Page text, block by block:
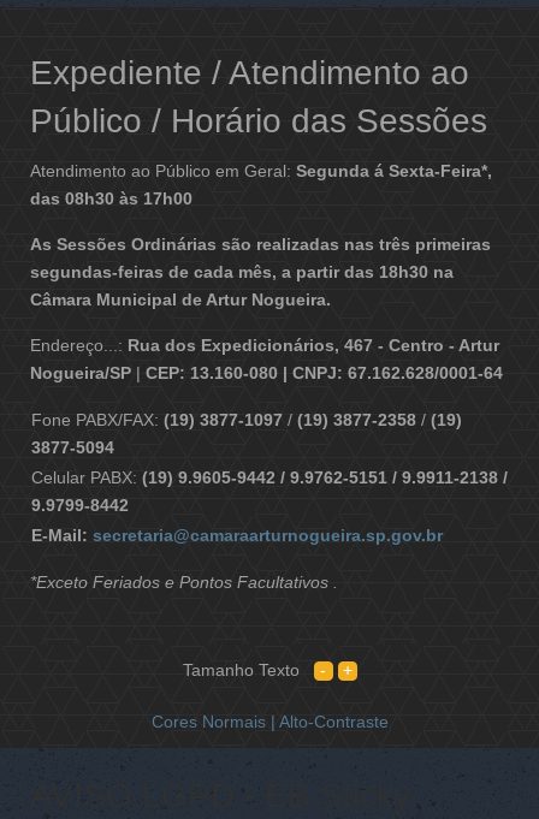
Expediente / Atendimento ao
Público / Horário das Sessões
Atendimento ao Público em Geral: Segunda á Sexta-Feira*,
das 08h30 às 17h00
As Sessões Ordinárias são realizadas nas três primeiras
segundas-feiras de cada mês, a partir das 18h30 na
Câmara Municipal de Artur Nogueira.
Endereço...: Rua dos Expedicionários, 467 - Centro - Artur
Nogueira/SP | CEP: 13.160-080 | CNPJ: 67.162.628/0001-64
Fone PABX/FAX: (19) 3877-1097 / (19) 3877-2358 / (19)
3877-5094
Celular PABX: (19) 9.9605-9442 / 9.9762-5151 / 9.9911-2138 /
9.9799-8442
E-Mail: secretaria@camaraarturnogueira.sp.gov.br
*Exceto Feriados e Pontos Facultativos .
Tamanho Texto
Cores Normais | Alto-Contraste
AVISO LGPD - EB Sticky